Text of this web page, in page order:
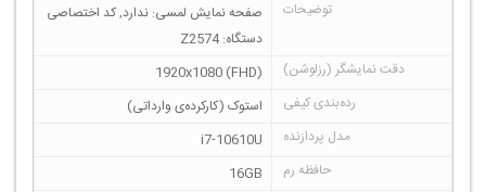
صفحه نمایش لمسی: ندارد, کد اختصاصی
دستگاه: Z2574
1920x1080 (FHD)
استوک (کارکرده‌ی وارداتی)
i7-10610U
16GB